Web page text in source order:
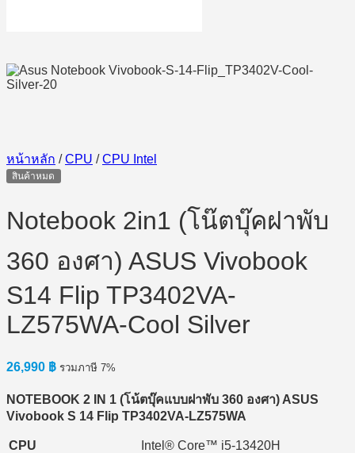
หน้าหลัก / CPU / CPU Intel
สินค้าหมด
Notebook 2in1 (โน๊ตบุ๊คฝาพับ
360 องศา) ASUS Vivobook
S14 Flip TP3402VA-
LZ575WA-Cool Silver
26,990 ฿ รวมภาษี 7%
NOTEBOOK 2 IN 1 (โน้ตบุ๊คแบบฝาพับ 360 องศา) ASUS
Vivobook S 14 Flip TP3402VA-LZ575WA
CPU
Intel® Core™ i5-13420H